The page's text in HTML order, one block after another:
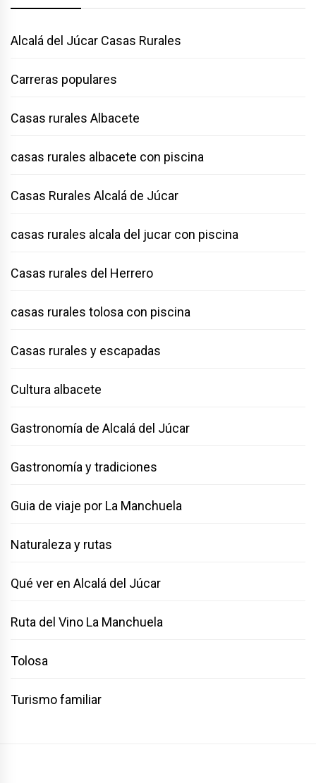
Alcalá del Júcar Casas Rurales
Carreras populares
Casas rurales Albacete
casas rurales albacete con piscina
Casas Rurales Alcalá de Júcar
casas rurales alcala del jucar con piscina
Casas rurales del Herrero
casas rurales tolosa con piscina
Casas rurales y escapadas
Cultura albacete
Gastronomía de Alcalá del Júcar
Gastronomía y tradiciones
Guia de viaje por La Manchuela
Naturaleza y rutas
Qué ver en Alcalá del Júcar
Ruta del Vino La Manchuela
Tolosa
Turismo familiar